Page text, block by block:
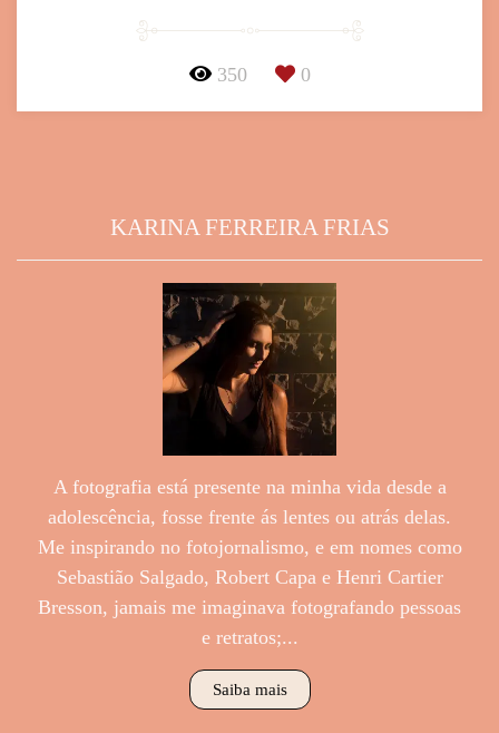
350 0
KARINA FERREIRA FRIAS
A fotografia está presente na minha vida desde a
adolescência, fosse frente ás lentes ou atrás delas.
Me inspirando no fotojornalismo, e em nomes como
Sebastião Salgado, Robert Capa e Henri Cartier
Bresson, jamais me imaginava fotografando pessoas
e retratos;...
Saiba mais